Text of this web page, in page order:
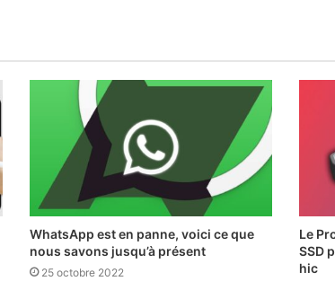
WhatsApp est en panne, voici ce que
nous savons jusqu’à présent
25 octobre 2022
Le
SSD
hic